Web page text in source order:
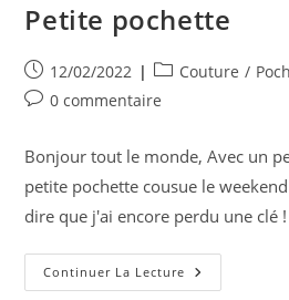
Petite pochette
Publication
publiée :
12/02/2022
Post
category:
Couture /
Commentaires
la
publication :
0 commentaire
Bonjour tout le monde, Avec un
petite pochette cousue le
dire que j'ai encore perdu une clé
Continuer La Lecture Petite
Pochette